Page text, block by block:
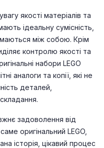
якості матеріалів та
ідеальну сумісність,
між собою. Крім
контролю якості та
набори LEGO
аналоги та копії, які не
деталей,
задоволення від
оригінальний LEGO,
історія, цікавий процес